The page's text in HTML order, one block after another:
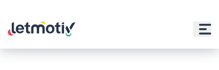
Open main menu